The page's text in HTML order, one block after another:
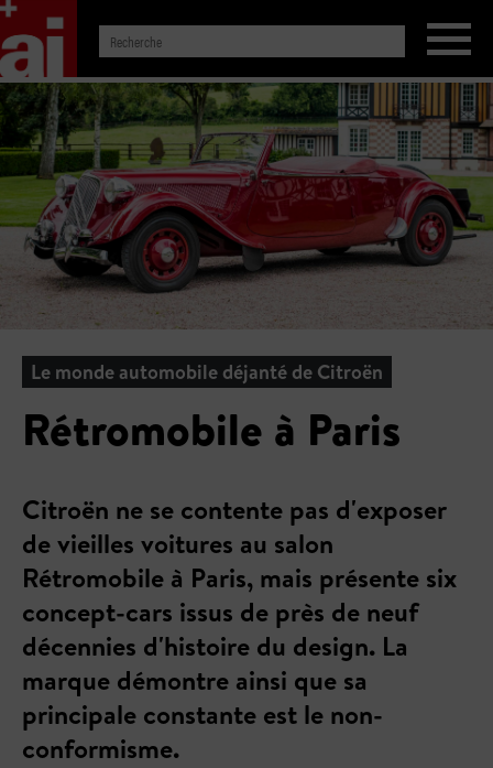
Le monde automobile déjanté de Citroën
Rétromobile à Paris
Citroën ne se contente pas d'exposer
de vieilles voitures au salon
Rétromobile à Paris, mais présente six
concept-cars issus de près de neuf
décennies d'histoire du design. La
marque démontre ainsi que sa
principale constante est le non-
conformisme.